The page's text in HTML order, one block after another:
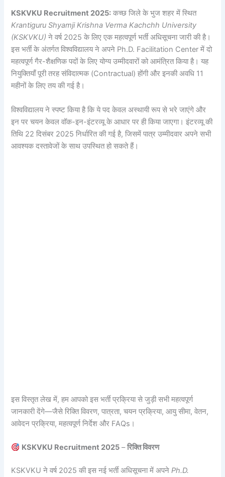
KSKVKU Recruitment 2025: कच्छ जिले के भुज शहर में स्थित
Krantiguru Shyamji Krishna Verma Kachchh University
(KSKVKU) ने वर्ष 2025 के लिए एक महत्वपूर्ण भर्ती अधिसूचना जारी की है।
इस भर्ती के अंतर्गत विश्वविद्यालय ने अपने Ph.D. Facilitation Center में दो
महत्वपूर्ण गैर-शैक्षणिक पदों के लिए योग्य उम्मीदवारों को आमंत्रित किया है। यह
नियुक्तियाँ पूरी तरह संविदात्मक (Contractual) होंगी और इनकी अवधि 11
महीनों के लिए तय की गई है।
विश्वविद्यालय ने स्पष्ट किया है कि ये पद केवल अस्थायी रूप से भरे जाएंगे और
इन पर चयन केवल वॉक-इन-इंटरव्यू के आधार पर ही किया जाएगा। इंटरव्यू की
तिथि 22 दिसंबर 2025 निर्धारित की गई है, जिसमें पात्र उम्मीदवार अपने सभी
आवश्यक दस्तावेजों के साथ उपस्थित हो सकते हैं।
इस विस्तृत लेख में, हम आपको इस भर्ती प्रक्रिया से जुड़ी सभी महत्वपूर्ण
जानकारी देंगे—जैसे रिक्ति विवरण, पात्रता, चयन प्रक्रिया, आयु सीमा, वेतन,
आवेदन प्रक्रिया, महत्वपूर्ण निर्देश और FAQs।
KSKVKU Recruitment 2025 –रिक्ति विवरण
KSKVKU ने वर्ष 2025 की इस नई भर्ती अधिसूचना में अपनेPh.D.